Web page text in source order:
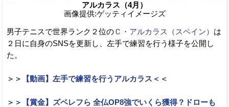
アルカラス（4月）
画像提供:ゲッティイメージズ
男子テニスで世界ランク２位のＣ・アルカラス（スペイン） は
２日に自身のSNSを更新し、左手で練習を行う様子を公開し
た。
＞＞【動画】左手で練習を行うアルカラス＜＜
＞＞【賞金】ズベレフら 全仏OP8強でいくら獲得？ドローも